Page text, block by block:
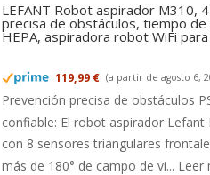
LEFANT Robot aspirador M310,
precisa de obstáculos, tiempo
HEPA, aspiradora robot WiFi
119,99 € (a partir de agosto 6,
Prevención precisa de obstáculos
confiable: El robot aspirador
con 8 sensores triangulares
más de 180° de campo de vi... Leer